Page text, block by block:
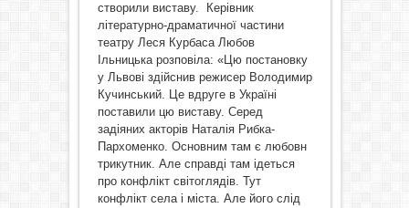
створили виставу. Керівник
літературно-драматичної частини
театру Леся Курбаса Любов
Ільницька розповіла: «Цю постановку
у Львові здійснив режисер Володимир
Кучинський. Це вдруге в Україні
поставили цю виставу. Серед
задіяних акторів Наталія Рибка-
Пархоменко. Основним там є любовн
трикутник. Але справді там ідеться
про конфлікт світоглядів. Тут
конфлікт села і міста. Але його слід